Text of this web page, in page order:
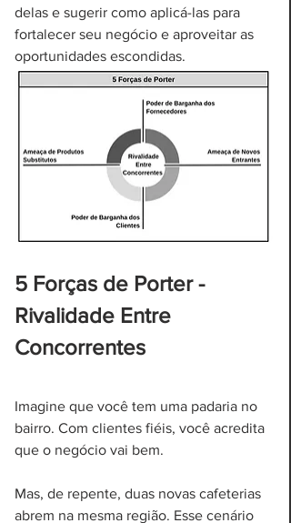
delas e sugerir como aplicá-las para
fortalecer seu negócio e aproveitar as
oportunidades escondidas.
5 Forças de Porter -
Rivalidade Entre
Concorrentes
Imagine que você tem uma padaria no
bairro. Com clientes fiéis, você acredita
que o negócio vai bem.
Mas, de repente, duas novas cafeterias
abrem na mesma região. Esse cenário